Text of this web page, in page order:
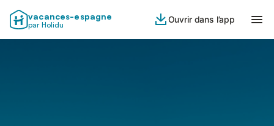
vacances-espagne
par Holidu
Ouvrir dans l’app